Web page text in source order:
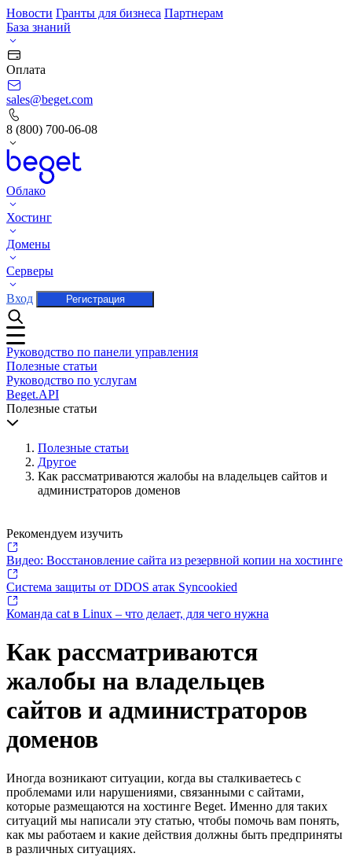
Новости Гранты для бизнеса Партнерам
База знаний
Оплата
sales@beget.com
8 (800) 700-06-08
Облако
Хостинг
Домены
Серверы
Вход Регистрация
Руководство по панели управления
Полезные статьи
Руководство по услугам
Beget.API
Полезные статьи
Полезные статьи
Другое
Как рассматриваются жалобы на владельцев сайтов и
администраторов доменов
Рекомендуем изучить
Видео: Восстановление сайта из резервной копии на хостинге
Система защиты от DDOS атак Syncookied
Команда cat в Linux – что делает, для чего нужна
Как рассматриваются
жалобы на владельцев
сайтов и администраторов
доменов
Иногда возникают ситуации, когда вы сталкиваетесь с
проблемами или нарушениями, связанными с сайтами,
которые размещаются на хостинге Beget. Именно для таких
ситуаций мы написали эту статью, чтобы помочь вам понять,
как мы работаем и какие действия должны быть предприняты
в различных ситуациях.